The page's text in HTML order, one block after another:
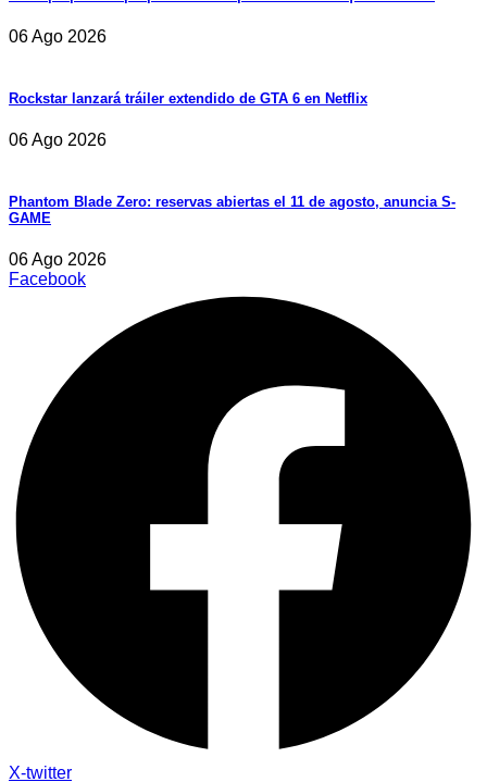
06 Ago 2026
Rockstar lanzará tráiler extendido de GTA 6 en Netflix
06 Ago 2026
Phantom Blade Zero: reservas abiertas el 11 de agosto, anuncia S-
GAME
06 Ago 2026
Facebook
X-twitter